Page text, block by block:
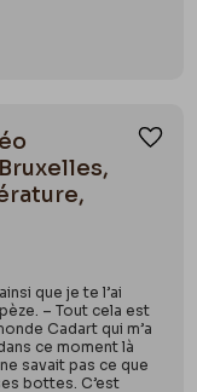
que je te l’ai
– Tout cela est
Cadart qui m’a
ce moment là
savait pas ce que
bottes. C’est